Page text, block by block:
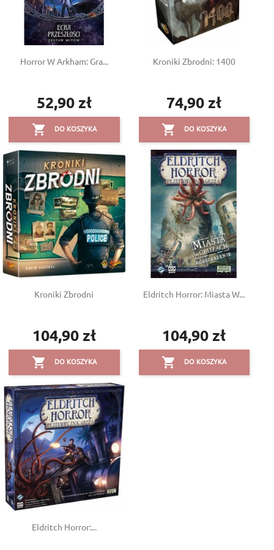
Horror W Arkham: Gra...
Cena
52,90 zł
 DO KOSZYKA
Kroniki Zbrodni: 1400
Cena
74,90 zł
 DO KOSZYKA
Kroniki Zbrodni
Cena
104,90 zł
 DO KOSZYKA
Eldritch Horror: Miasta W...
Cena
104,90 zł
 DO KOSZYKA
Eldritch Horror:...